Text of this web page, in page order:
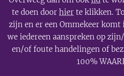
te doen door hier te klikken.
zijn en er een Ommekeer komt
we iedereen aanspreken op
en/of foute handelingen of
100%